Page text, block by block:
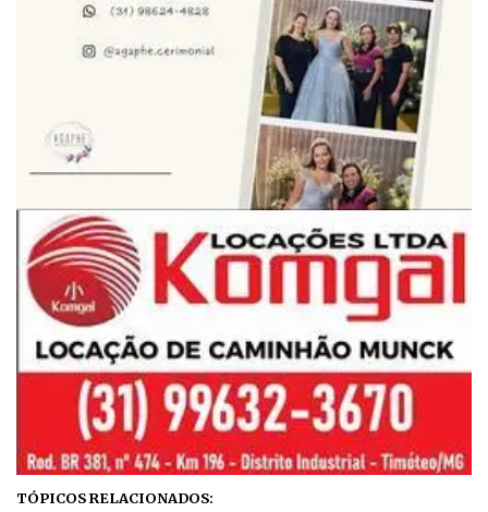
TÓPICOS RELACIONADOS: